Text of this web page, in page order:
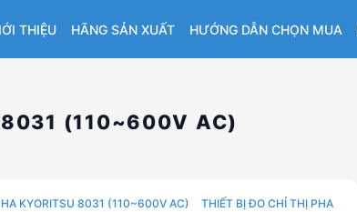
THIỆU HÃNG SẢN XUẤT HƯỚNG DẪN CHỌN MUA
8031 (110~600V AC)
KYORITSU 8031 (110~600V AC)
THIẾT BỊ ĐO CHỈ THỊ PHA